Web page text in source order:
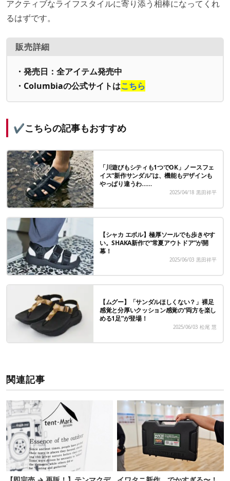
アクティブなライフスタイルに寄り添う相棒になってくれ
るはずです。
販売詳細
・発売日：全アイテム発売中
・Columbiaの公式サイトはこちら
✔️こちらの記事もおすすめ
「川遊びもシティも1つでOK」ノースフェ
イス“新作サンダル”は、機能もデザインも
やっぱり違うわ……
2025/04/18 黒田祥平
【シャカ エボル】極厚ソールでも歩きやす
い。SHAKA新作で“常夏アウトドア”が開
幕！
2025/06/03 黒田祥平
【ムグー】「サンダルほしくない？」裸足
感覚と分厚いクッション感覚の“両方を楽し
める1足”が登場！
2025/06/03 松尾 慧
関連記事